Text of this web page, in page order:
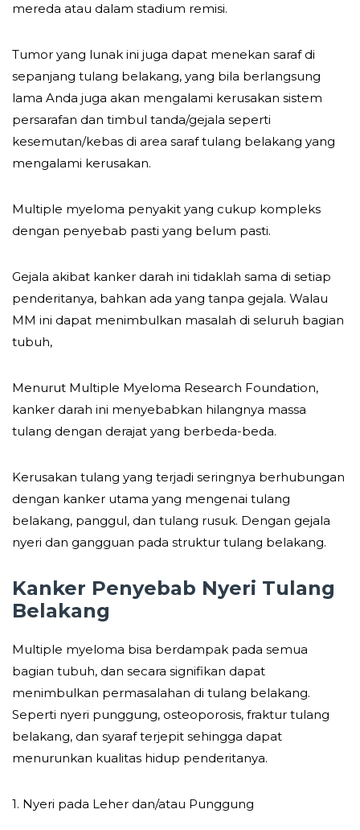
mereda atau dalam stadium remisi.
Tumor yang lunak ini juga dapat menekan saraf di
sepanjang tulang belakang, yang bila berlangsung
lama Anda juga akan mengalami kerusakan sistem
persarafan dan timbul tanda/gejala seperti
kesemutan/kebas di area saraf tulang belakang yang
mengalami kerusakan.
Multiple myeloma penyakit yang cukup kompleks
dengan penyebab pasti yang belum pasti.
Gejala akibat kanker darah ini tidaklah sama di setiap
penderitanya, bahkan ada yang tanpa gejala. Walau
MM ini dapat menimbulkan masalah di seluruh bagian
tubuh,
Menurut Multiple Myeloma Research Foundation,
kanker darah ini menyebabkan hilangnya massa
tulang dengan derajat yang berbeda-beda.
Kerusakan tulang yang terjadi seringnya berhubungan
dengan kanker utama yang mengenai tulang
belakang, panggul, dan tulang rusuk. Dengan gejala
nyeri dan gangguan pada struktur tulang belakang.
Kanker Penyebab Nyeri Tulang
Belakang
Multiple myeloma bisa berdampak pada semua
bagian tubuh, dan secara signifikan dapat
menimbulkan permasalahan di tulang belakang.
Seperti nyeri punggung, osteoporosis, fraktur tulang
belakang, dan syaraf terjepit sehingga dapat
menurunkan kualitas hidup penderitanya.
1. Nyeri pada Leher dan/atau Punggung